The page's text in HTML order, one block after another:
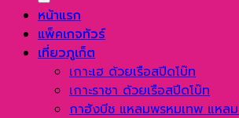
หน้าแรก
แพ็คเกจทัวร์
เที่ยวภูเก็ต
เกาะเฮ ด้วยเรือสปีดโบ๊ท
เกาะราชา ด้วยเรือสปีดโบ๊ท
กาฮังบีช แหลมพรหมเทพ แหล